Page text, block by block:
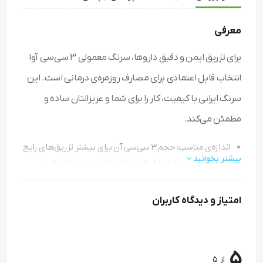
معرفی
برای تزریق ایمن و دقیق داروها، سرنگ معمولی 3 سی‌سی آوا
انتخاب قابل اعتمادی برای مصارف روزمره‌ی درمانی است. این
سرنگ ایرانی با کیفیت، کار را برای شما و عزیزانتان ساده و
مطمئن می‌کند.
اندازه‌ی مناسب: حجم 3 سی‌سی آن برای بیشتر تزریق‌های رایج
ایده‌آل است و به شما کمک می‌کند دارو را به مقدار دقیق
طراحی کاربرپسند: با ساختار ساده و نشانه‌گذاری واضح،
بیشتر بخوانید
امتیاز و دیدگاه کاربران
از 5